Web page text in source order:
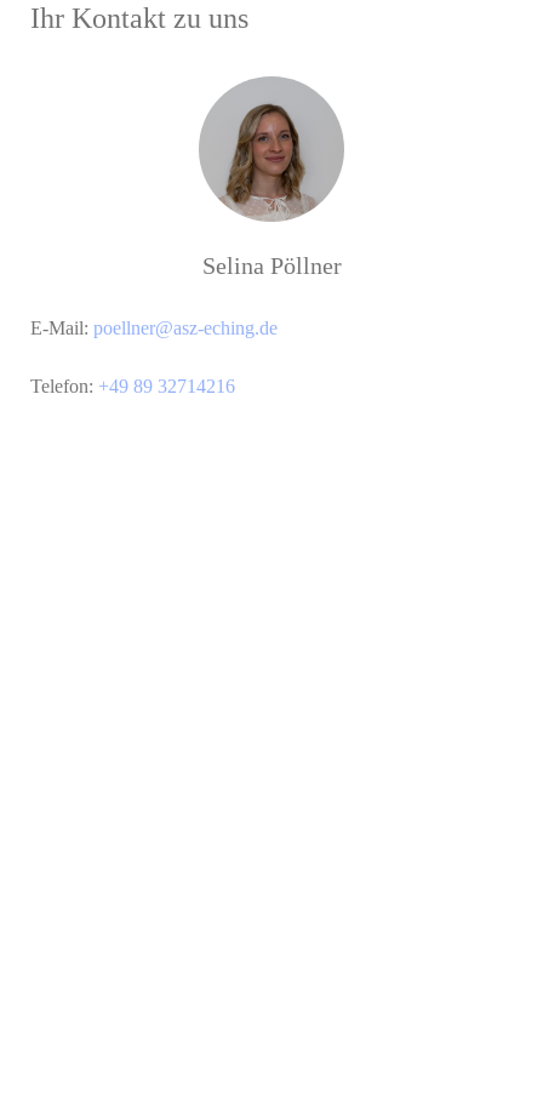
Ihr Kontakt zu uns
Selina Pöllner
E-Mail: poellner@asz-eching.de
Telefon: +49 89 32714216